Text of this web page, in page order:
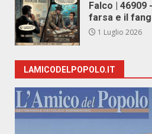
Falco | 46909
farsa e il
1 Luglio 2026
LAMICODELPOPOLO.IT